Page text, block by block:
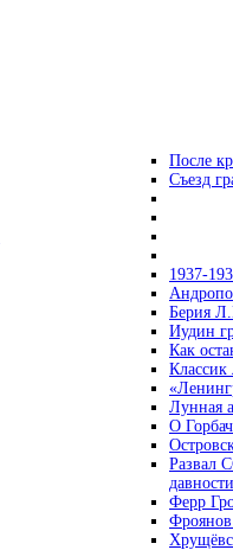
После
Съезд
1937-
Берия
Иудин
Как
Лунная
О
Развал
давности
Ферр